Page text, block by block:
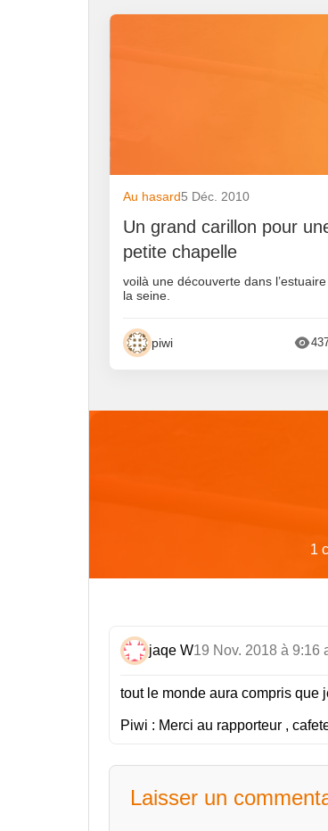
Au hasard5 Déc. 2010
Un grand carillon pour
petite chapelle
voilà une découverte dans
la seine.
piwi
1
jaqe W19 Nov. 2018 à 9:16
tout le monde aura compris que
Piwi : Merci au rapporteur ,
Laisser un